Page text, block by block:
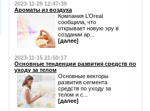
2023-11-29 12:47:39
Ароматы из воздуха
Компания L’Oreal
сообщила, что
открывает новую эру в
создании ар...
[далее]
2023-11-15 21:50:17
Основные тенденции развития средств по
уходу за телом
Основные векторы
развития сегмента
средств по уходу за
телом и с...
[далее]